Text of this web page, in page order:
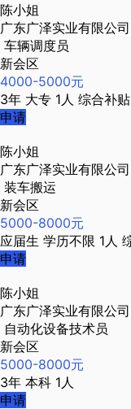
陈小姐
广东广泽实业有限公司
车辆调度员
新会区
4000-5000元
3年 大专 1人 综合补贴
申请
陈小姐
广东广泽实业有限公司
装车搬运
新会区
5000-8000元
应届生 学历不限 1人
申请
陈小姐
广东广泽实业有限公司
自动化设备技术员
新会区
5000-8000元
3年 本科 1人
申请